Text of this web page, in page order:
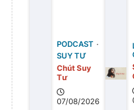
PODCAST
SUY TƯ
Chút Suy
Tư
07/08/2026